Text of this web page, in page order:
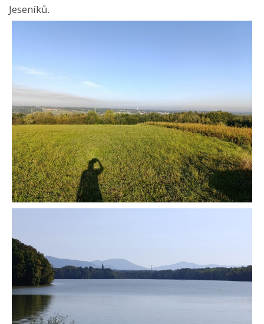
Jeseníků.